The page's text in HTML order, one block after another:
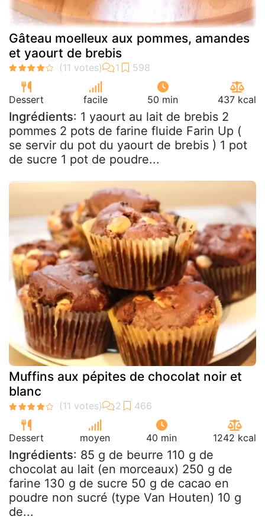
Gâteau moelleux aux pommes, amandes
et yaourt de brebis
Dessert facile 50 min 437 kcal
Ingrédients: 1 yaourt au lait de brebis 2
pommes 2 pots de farine fluide Farin Up (
se servir du pot du yaourt de brebis ) 1 pot
de sucre 1 pot de poudre...
Muffins aux pépites de chocolat noir et
blanc
Dessert moyen 40 min 1242 kcal
Ingrédients: 85 g de beurre 110 g de
chocolat au lait (en morceaux) 250 g de
farine 130 g de sucre 50 g de cacao en
poudre non sucré (type Van Houten) 10 g
de...